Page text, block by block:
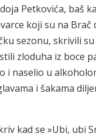
Petkovića, baš
koji su na Brač
sezonu, skrivili
zloduha iz boce
i naselio u
i šakama
kad se »Ubi, ubi